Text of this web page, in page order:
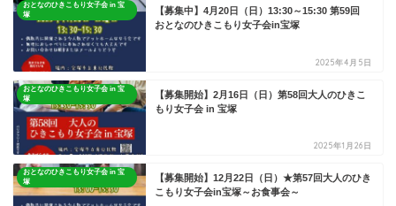
おとなのひきこもり女子会 in 宝
塚
【募集中】4月20日（日）13:30～15:30 第59回
おとなのひきこもり女子会in宝塚
2025年4月5日
おとなのひきこもり女子会 in 宝
塚
【募集開始】2月16日（日）第58回大人のひきこ
もり女子会 in 宝塚
2025年1月26日
おとなのひきこもり女子会 in 宝
塚
【募集開始】12月22日（日）★第57回大人のひき
こもり女子会in宝塚～お食事会～